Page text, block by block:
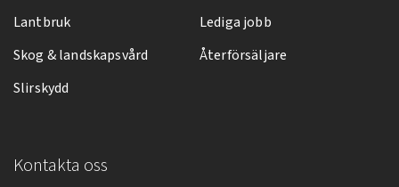
Lantbruk
Skog & landskapsvård
Slirskydd
Lediga jobb
Återförsäljare
Kontakta oss